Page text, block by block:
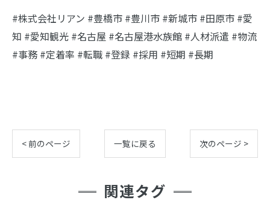
#株式会社リアン #豊橋市 #豊川市 #新城市 #田原市 #愛
知 #愛知観光 #名古屋 #名古屋港水族館 #人材派遣 #物流
#事務 #定着率 #転職 #登録 #採用 #短期 #長期
< 前のページ 一覧に戻る 次のページ >
関連タグ